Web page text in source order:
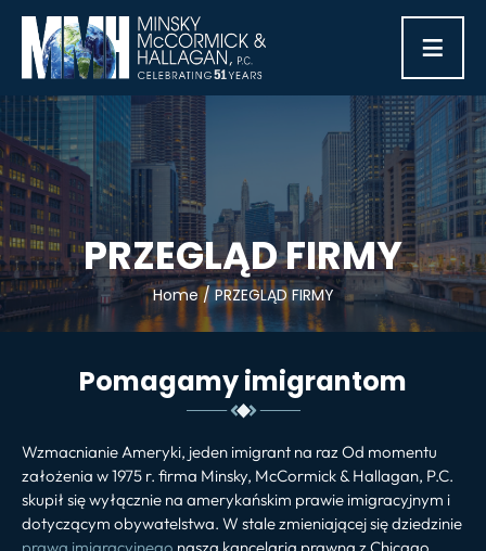
≡
PRZEGLĄD FIRMY
Home/PRZEGLĄD FIRMY
Pomagamy imigrantom
Wzmacnianie Ameryki, jeden imigrant na raz Od momentu
założenia w 1975 r. firma Minsky, McCormick & Hallagan, P.C.
skupił się wyłącznie na amerykańskim prawie imigracyjnym i
dotyczącym obywatelstwa. W stale zmieniającej się dziedzinie